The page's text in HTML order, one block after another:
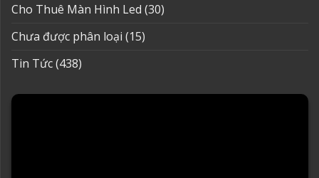
Cho Thuê Màn Hình Led (30)
Chưa được phân loại (15)
Tin Tức(438)